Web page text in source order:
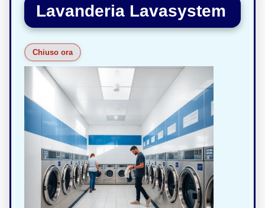
Lavanderia Lavasystem
Chiuso ora